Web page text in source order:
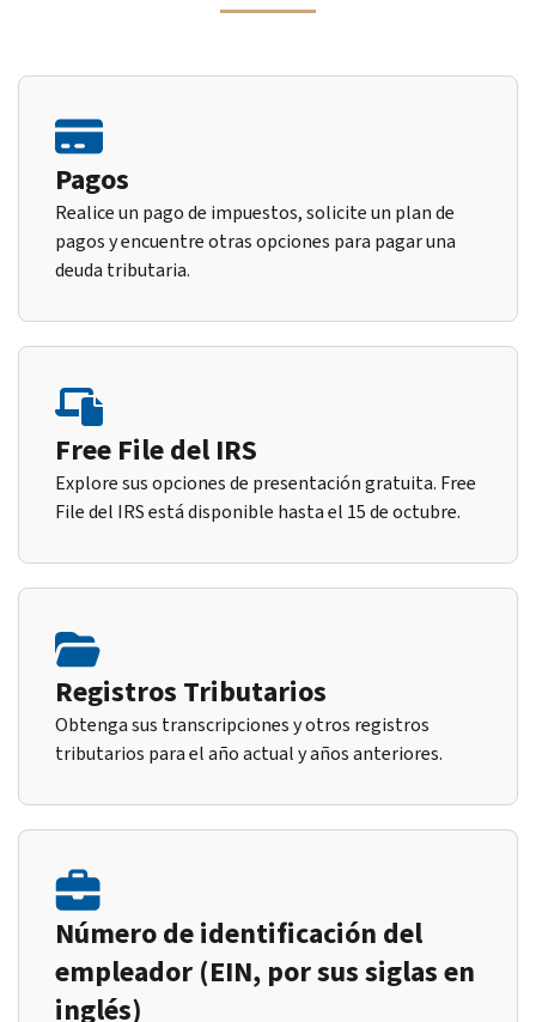
Pagos
Realice un pago de impuestos, solicite un plan de
pagos y encuentre otras opciones para pagar una
deuda tributaria.
Free File del IRS
Explore sus opciones de presentación gratuita. Free
File del IRS está disponible hasta el 15 de octubre.
Registros Tributarios
Obtenga sus transcripciones y otros registros
tributarios para el año actual y años anteriores.
Número de identificación del
empleador (EIN, por sus siglas en
inglés)